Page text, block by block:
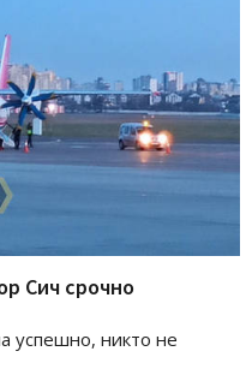
Сич срочно
успешно, никто не